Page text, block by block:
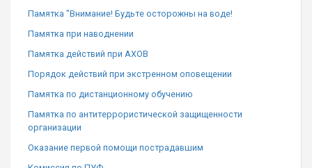
Памятка "Внимание! Будьте осторожны на воде!
Памятка при наводнении
Памятка действий при АХОВ
Порядок действий при экстренном оповещении
Памятка по дистанционному обучению
Памятка по антитеррористической защищенности
организации
Оказание первой помощи пострадавшим